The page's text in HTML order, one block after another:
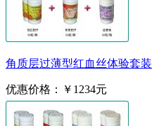
角质层过薄型红血丝体验套装
优惠价格： ￥1234元